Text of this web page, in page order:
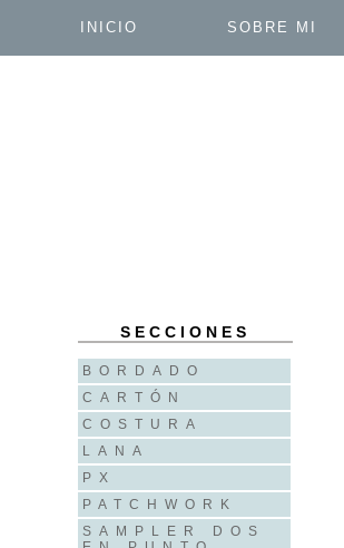
INICIO SOBRE MI
SECCIONES
BORDADO
CARTÓN
COSTURA
LANA
PX
PATCHWORK
SAMPLER DOS